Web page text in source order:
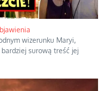
wizerunku Maryi,
surową treść jej